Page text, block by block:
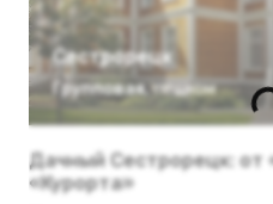
Сестрорецк
Групповая пешком
Дачный Сестрорецк: от
«Курорта»